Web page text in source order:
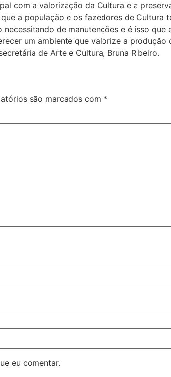
com a valorização da Cultura e a
a população e os fazedores de Cultura
de manutenções e é isso
um ambiente que valorize a produção
de Arte e Cultura, Bruna Ribeiro.
são marcados com *
eu comentar.